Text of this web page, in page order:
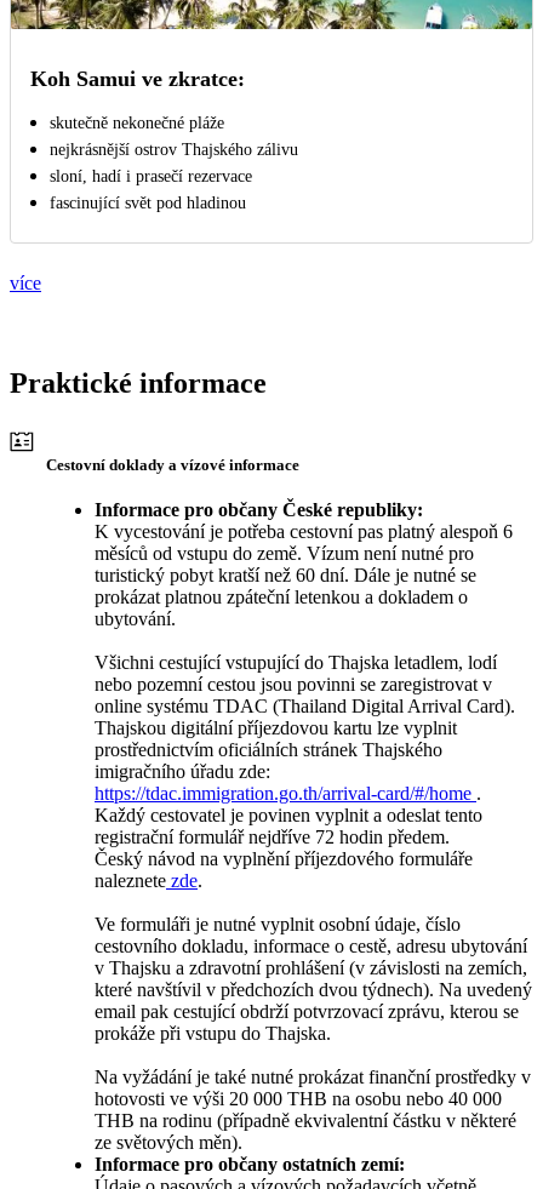
Koh Samui ve zkratce:
skutečně nekonečné pláže
nejkrásnější ostrov Thajského zálivu
sloní, hadí i prasečí rezervace
fascinující svět pod hladinou
více
Praktické informace
Cestovní doklady a vízové informace
Informace pro občany České republiky:
K vycestování je potřeba cestovní pas platný alespoň 6
měsíců od vstupu do země. Vízum není nutné pro
turistický pobyt kratší než 60 dní. Dále je nutné se
prokázat platnou zpáteční letenkou a dokladem o
ubytování.
Všichni cestující vstupující do Thajska letadlem, lodí
nebo pozemní cestou jsou povinni se zaregistrovat v
online systému TDAC (Thailand Digital Arrival Card).
Thajskou digitální příjezdovou kartu lze vyplnit
prostřednictvím oficiálních stránek Thajského
imigračního úřadu zde:
https://tdac.immigration.go.th/arrival-card/#/home .
Každý cestovatel je povinen vyplnit a odeslat tento
registrační formulář nejdříve 72 hodin předem.
Český návod na vyplnění příjezdového formuláře
naleznete zde.
Ve formuláři je nutné vyplnit osobní údaje, číslo
cestovního dokladu, informace o cestě, adresu ubytování
v Thajsku a zdravotní prohlášení (v závislosti na zemích,
které navštívil v předchozích dvou týdnech). Na uvedený
email pak cestující obdrží potvrzovací zprávu, kterou se
prokáže při vstupu do Thajska.
Na vyžádání je také nutné prokázat finanční prostředky v
hotovosti ve výši 20 000 THB na osobu nebo 40 000
THB na rodinu (případně ekvivalentní částku v některé
ze světových měn).
Informace pro občany ostatních zemí: